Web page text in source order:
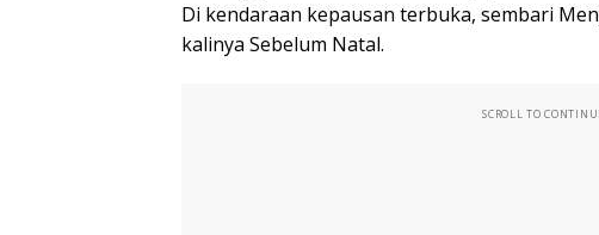
Di kendaraan kepausan terbuka, sembari
kalinya Sebelum Natal.
SCROLL TO